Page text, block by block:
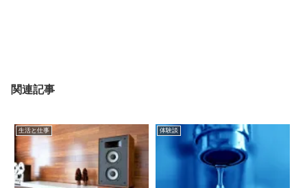
関連記事
生活と仕事 体験談